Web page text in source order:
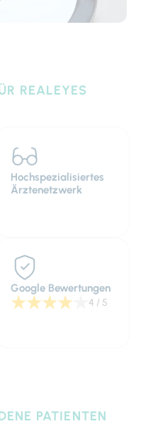
REALEYES
Hochspezialisiertes
Ärztenetzwerk
Google Bewertungen
★★★★★ 4 / 5
PATIENTEN